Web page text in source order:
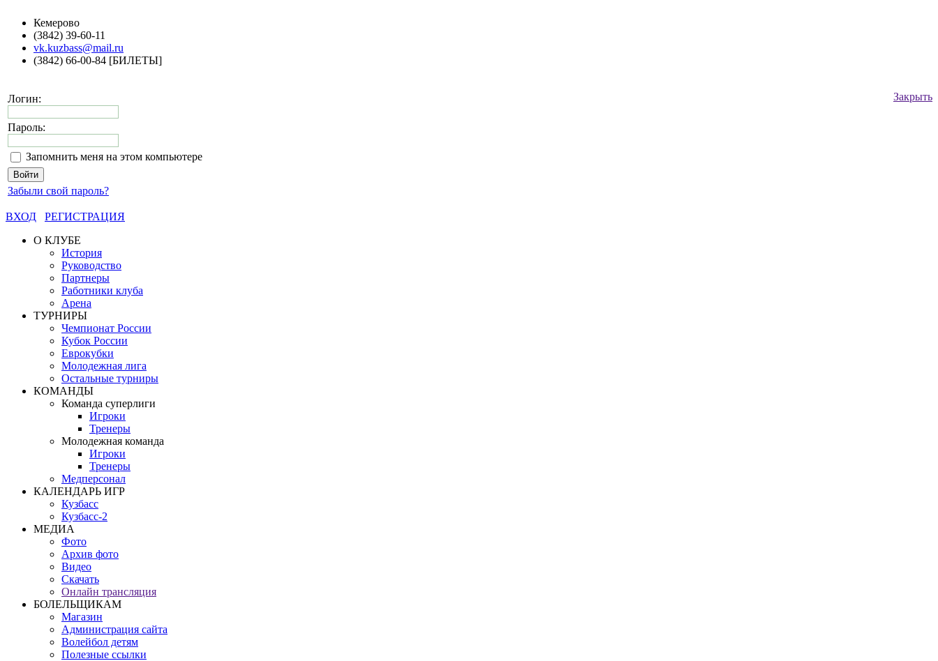
Кемерово
(3842) 39-60-11
vk.kuzbass@mail.ru
(3842) 66-00-84 [БИЛЕТЫ]
Закрыть
Логин:
Пароль:
Запомнить меня на этом компьютере
Забыли свой пароль?
ВХОД
РЕГИСТРАЦИЯ
О КЛУБЕ
История
Руководство
Партнеры
Работники клуба
Арена
ТУРНИРЫ
Чемпионат России
Кубок России
Еврокубки
Молодежная лига
Остальные турниры
КОМАНДЫ
Команда суперлиги
Игроки
Тренеры
Молодежная команда
Игроки
Тренеры
Медперсонал
КАЛЕНДАРЬ ИГР
Кузбасс
Кузбасс-2
МЕДИА
Фото
Архив фото
Видео
Скачать
Онлайн трансляция
БОЛЕЛЬЩИКАМ
Магазин
Администрация сайта
Волейбол детям
Полезные ссылки